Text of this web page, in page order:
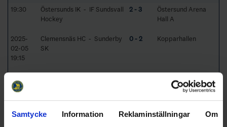
Samtycke Information Reklaminställningar Om
19:30
Östersunds IK - IF Sundsvall
Hockey
2 - 3
Östersund Arena
Hall A
2025-
02-05
19:15
Clemensnäs HC - Sunderby
SK
0 - 2 Kopparhallen
02-08
16:00
Sunderby SK - IF Sundsvall
3 - 4 Sunderby Ishall